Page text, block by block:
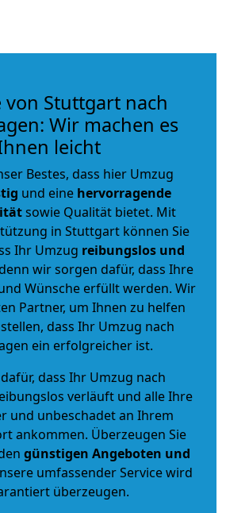
von Stuttgart nach
Wir machen es
leicht
Bestes, dass hier Umzug
und eine hervorragende
sowie Qualität bietet. Mit
in Stuttgart können Sie
Ihr Umzug reibungslos und
wir sorgen dafür, dass Ihre
Wünsche erfüllt werden. Wir
Partner, um Ihnen zu helfen
dass Ihr Umzug nach
ein erfolgreicher ist.
dass Ihr Umzug nach
verläuft und alle Ihre
und unbeschadet an Ihrem
ankommen. Überzeugen Sie
günstigen Angeboten und
umfassender Service wird
überzeugen.